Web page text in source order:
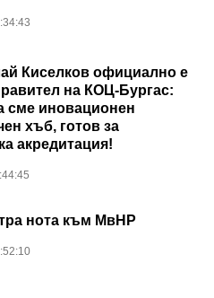
Киселков официално е
на КОЦ-Бургас:
сме иновационен
хъб, готов за
акредитация!
нота към МвНР